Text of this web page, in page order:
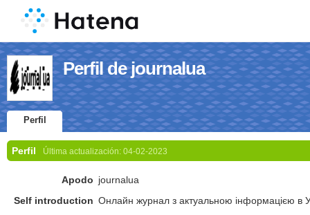
Perfil de journalua
Perfil
Perfil Última actualización: 04-02-2023
Apodo journalua
Self introduction Онлайн журнал з актуальною інформацією в